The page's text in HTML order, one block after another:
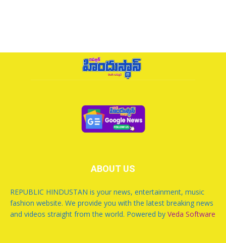
ABOUT US
REPUBLIC HINDUSTAN is your news, entertainment, music
fashion website. We provide you with the latest breaking news
and videos straight from the world. Powered by Veda Software